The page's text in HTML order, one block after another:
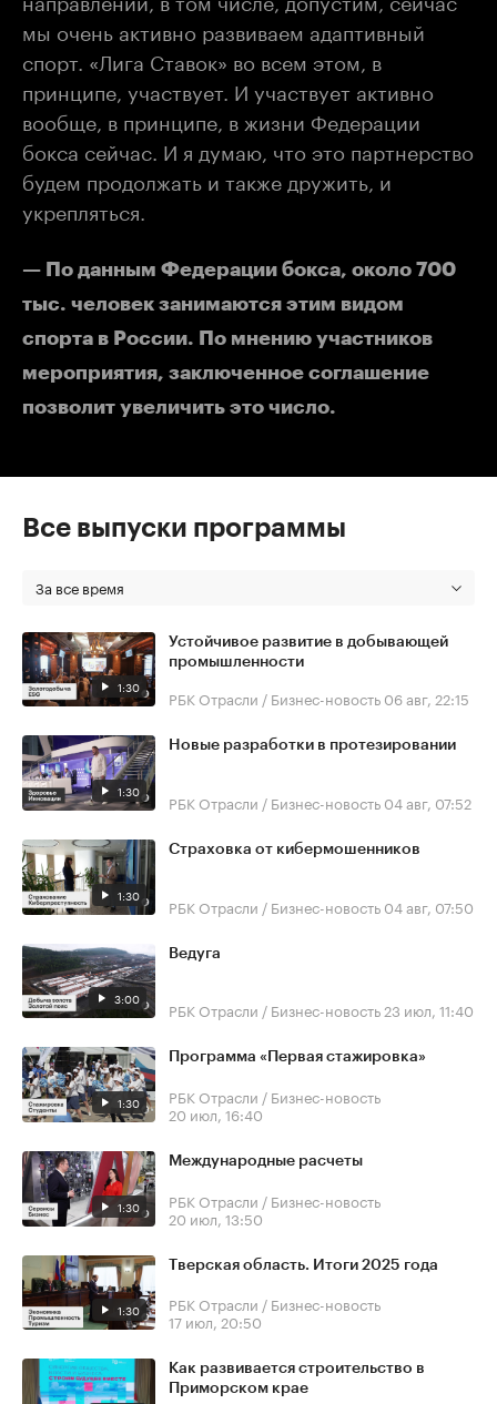
мы очень активно развиваем адаптивный
спорт. «Лига Ставок» во всем этом, в
принципе, участвует. И участвует активно
вообще, в принципе, в жизни Федерации
бокса сейчас. И я думаю, что это партнерство
будем продолжать и также дружить, и
укрепляться.
— По данным Федерации бокса, около 700
тыс. человек занимаются этим видом
спорта в России. По мнению участников
мероприятия, заключенное соглашение
позволит увеличить это число.
Все выпуски программы
За все время
1:30
Устойчивое развитие в добывающей
промышленности
РБК Отрасли / Бизнес-новость 06 авг, 22:15
1:30
Новые разработки в протезировании
РБК Отрасли / Бизнес-новость 04 авг, 07:52
1:30
Страховка от кибермошенников
РБК Отрасли / Бизнес-новость 04 авг, 07:50
3:00
Ведуга
РБК Отрасли / Бизнес-новость 23 июл, 11:40
1:30
Программа «Первая стажировка»
РБК Отрасли / Бизнес-новость
20 июл, 16:40
1:30
Международные расчеты
РБК Отрасли / Бизнес-новость
20 июл, 13:50
1:30
Тверская область. Итоги 2025 года
РБК Отрасли / Бизнес-новость
17 июл, 20:50
Как развивается строительство в
Приморском крае